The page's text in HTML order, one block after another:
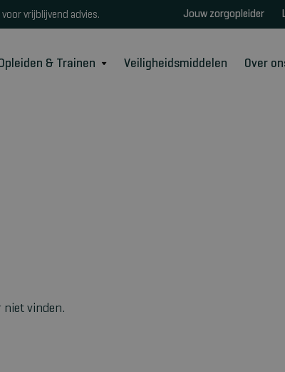
voor vrijblijvend advies. Jouw zorgopleider
& Trainen Veiligheidsmiddelen Over
niet vinden.